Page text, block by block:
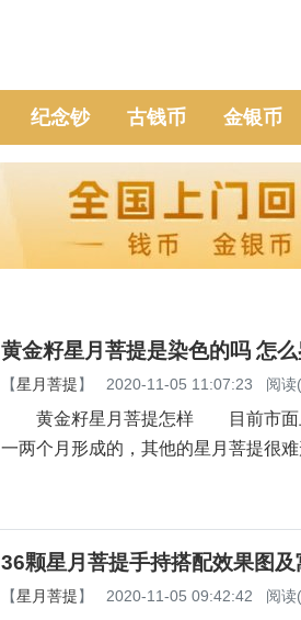
纪念钞 古钱币 金银币
黄金籽星月菩提是染色的吗 怎么
【星月菩提】 2020-11-05 11:07:23 阅读
黄金籽星月菩提怎样 目前市面上
一两个月形成的，其他的星月菩提很难
36颗星月菩提手持搭配效果图及
【星月菩提】 2020-11-05 09:42:42 阅读